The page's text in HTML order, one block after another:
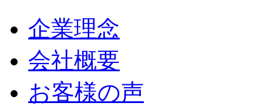
企業理念
会社概要
お客様の声